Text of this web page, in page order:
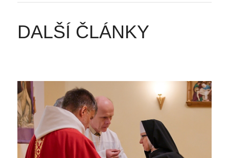
DALŠÍ ČLÁNKY